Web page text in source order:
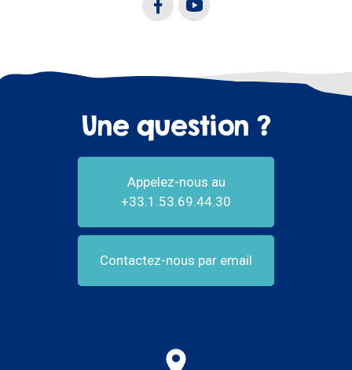
Une question ?
Appelez-nous au
+33.1.53.69.44.30
Contactez-nous par email